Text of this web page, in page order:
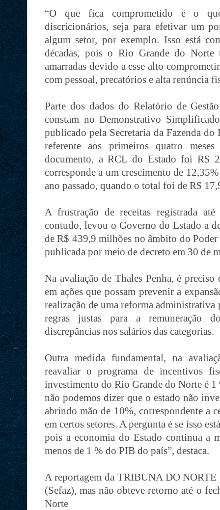
“O que fica comprometido é o
discricionários, seja para efetivar um
algum setor, por exemplo. Isso está
décadas, pois o Rio Grande do Norte
amarradas devido a esse alto
com pessoal, precatórios e alta renúncia
Parte dos dados do Relatório de
constam no Demonstrativo
publicado pela Secretaria da Fazenda
referente aos primeiros quatro
documento, a RCL do Estado foi R$
corresponde a um crescimento de
ano passado, quando o total foi de R$
A frustração de receitas registrada
contudo, levou o Governo do Estado a
de R$ 439,9 milhões no âmbito do
publicada por meio de decreto em 30 de
Na avaliação de Thales Penha, é
em ações que possam prevenir a
realização de uma reforma
regras justas para a remuneração
discrepâncias nos salários das categorias.
Outra medida fundamental, na
reavaliar o programa de incentivos
investimento do Rio Grande do Norte é
não podemos dizer que o estado não
abrindo mão de 10%, correspondente a
em certos setores. A pergunta é se isso
pois a economia do Estado continua a
menos de 1 % do PIB do país”, destaca.
A reportagem da TRIBUNA DO NORTE
(Sefaz), mas não obteve retorno até o
Norte